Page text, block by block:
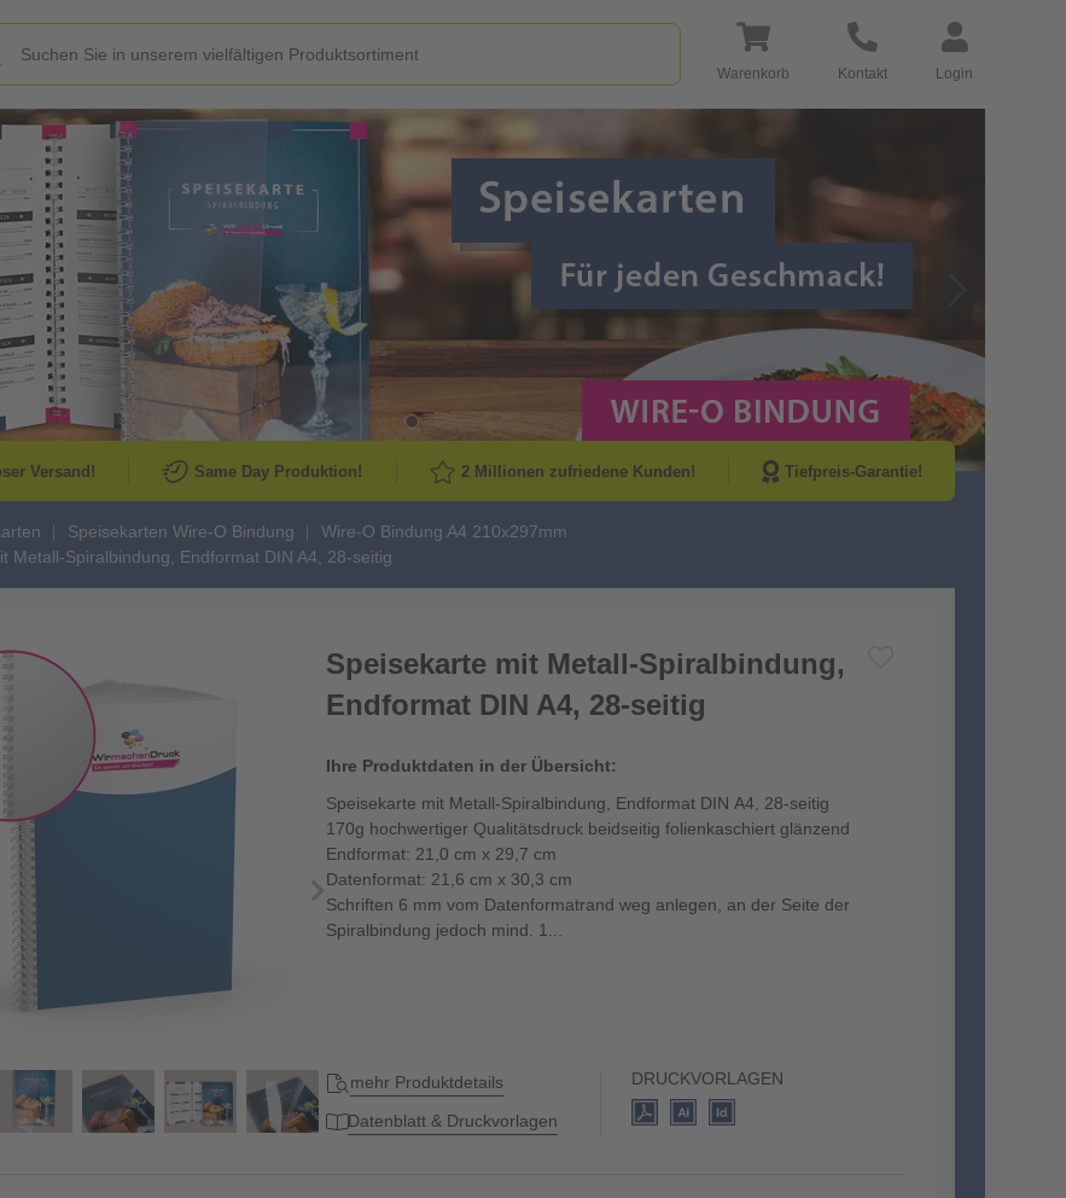
Warenkorb Kontakt Login
Go to Next
Versand! Same Day Produktion! 2 Millionen zufriedene Kunden! Tiefpreis-Garantie!
Speisekarten Wire-O Bindung
Wire-O Bindung A4 210x297mm
Metall-Spiralbindung, Endformat DIN A4, 28-seitig
Speisekarte mit Metall-Spiralbindung,
Endformat DIN A4, 28-seitig
Ihre Produktdaten in der Übersicht:
Speisekarte mit Metall-Spiralbindung, Endformat DIN A4, 28-seitig
170g hochwertiger Qualitätsdruck beidseitig folienkaschiert glänzend
Endformat: 21,0 cm x 29,7 cm
Datenformat: 21,6 cm x 30,3 cm
Schriften 6 mm vom Datenformatrand weg anlegen, an der Seite der
Spiralbindung jedoch mind. 1...
mehr Produktdetails
Datenblatt & Druckvorlagen
DRUCKVORLAGEN